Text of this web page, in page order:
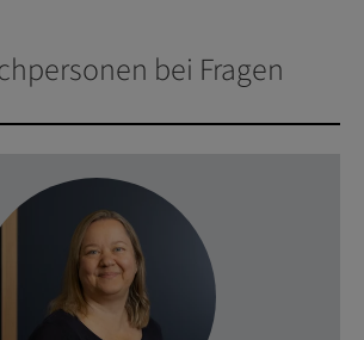
bei Fragen